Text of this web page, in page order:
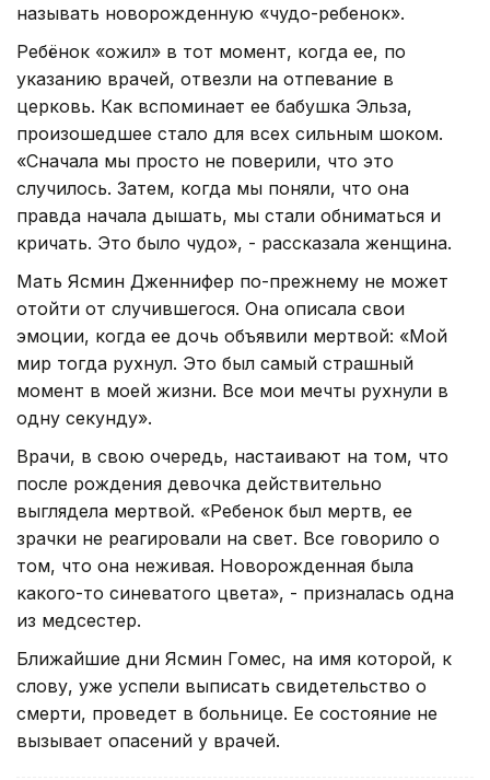
называть новорожденную «чудо-ребенок».
Ребёнок «ожил» в тот момент, когда ее, по
указанию врачей, отвезли на отпевание в
церковь. Как вспоминает ее бабушка Эльза,
произошедшее стало для всех сильным шоком.
«Сначала мы просто не поверили, что это
случилось. Затем, когда мы поняли, что она
правда начала дышать, мы стали обниматься и
кричать. Это было чудо», - рассказала женщина.
Мать Ясмин Дженнифер по-прежнему не может
отойти от случившегося. Она описала свои
эмоции, когда ее дочь объявили мертвой: «Мой
мир тогда рухнул. Это был самый страшный
момент в моей жизни. Все мои мечты рухнули в
одну секунду».
Врачи, в свою очередь, настаивают на том, что
после рождения девочка действительно
выглядела мертвой. «Ребенок был мертв, ее
зрачки не реагировали на свет. Все говорило о
том, что она неживая. Новорожденная была
какого-то синеватого цвета», - призналась одна
из медсестер.
Ближайшие дни Ясмин Гомес, на имя которой, к
слову, уже успели выписать свидетельство о
смерти, проведет в больнице. Ее состояние не
вызывает опасений у врачей.